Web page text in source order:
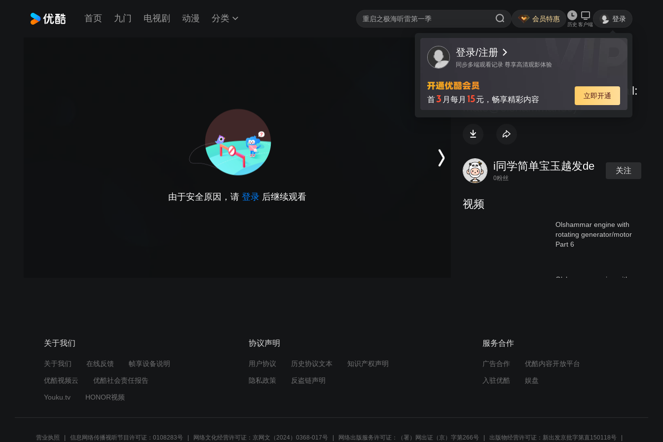
首页 九门 电视剧 动漫 分类 会员特惠
历史 客户端
登录
登录/注册
同步多端观看记录 尊享高清观影体验
首3 月每月 15元，畅享精彩内容 立即开通
由于安全原因，请 登录 后继续观看
视频 讨论
Olshammar engine basics (Email:
mats@olshammar.se)
i同学简单宝玉越发de
0粉丝
关注
视频
Olshammar engine with
rotating generator/motor
Part 6
Olshammar engine with
关于我们
关于我们 在线反馈 帧享设备说明
优酷视频云 优酷社会责任报告
Youku.tv HONOR视频
协议声明
用户协议 历史协议文本 知识产权声明
隐私政策 反盗链声明
服务合作
广告合作 优酷内容开放平台
入驻优酷 娱盘
营业执照 信息网络传播视听节目许可证：0108283号 网络文化经营许可证：京网文（2024）0368-017号 网络出版服务许可证：（署）网出证（京）字第266号 出版物经营许可证：新出发京批字第直150118号